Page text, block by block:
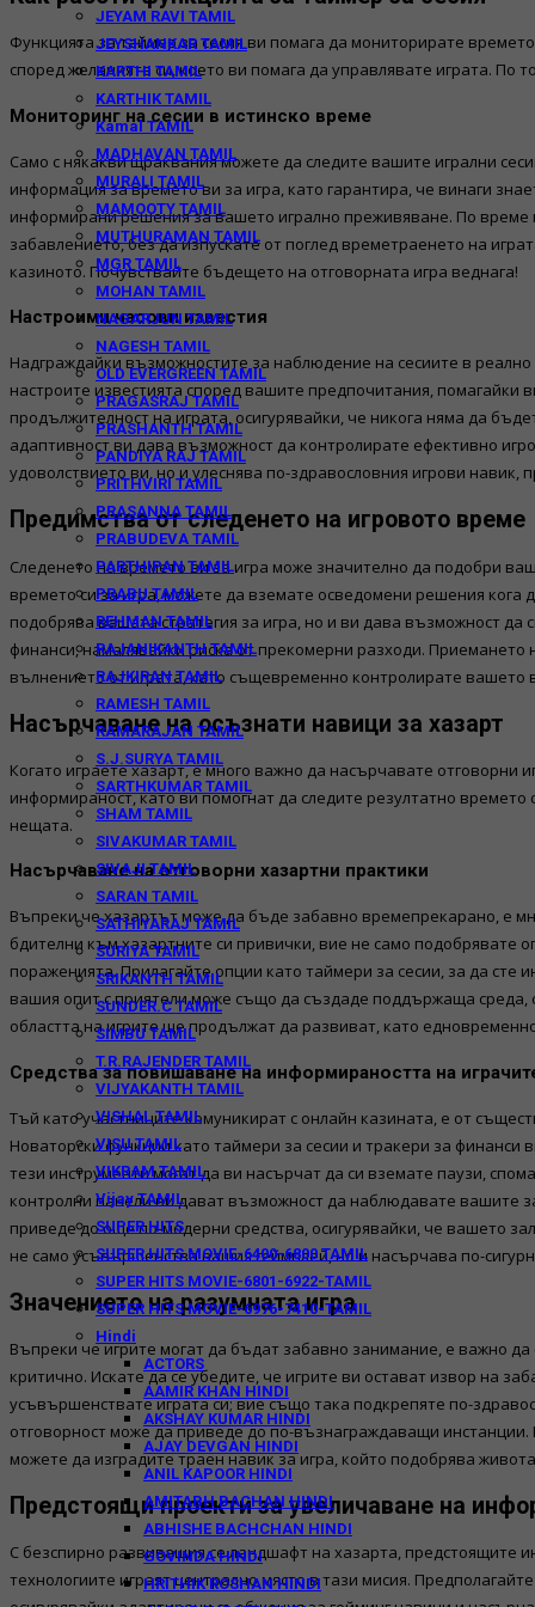
JEYAM RAVI TAMIL
JEYSHANKAR TAMIL
KARTHI TAMIL
KARTHIK TAMIL
Kamal TAMIL
MADHAVAN TAMIL
MURALI TAMIL
MAMOOTY TAMIL
MUTHURAMAN TAMIL
MGR TAMIL
MOHAN TAMIL
NAGARJUN TAMIL
NAGESH TAMIL
OLD EVERGREEN TAMIL
PRAGASRAJ TAMIL
PRASHANTH TAMIL
PANDIYA RAJ TAMIL
PRITHVIRI TAMIL
PRASANNA TAMIL
PRABUDEVA TAMIL
PARTHIPAN TAMIL
PRABU TAMIL
REHMAN TAMIL
RAJANIKANTH TAMIL
RAJKIRAN TAMIL
RAMESH TAMIL
RAMARAJAN TAMIL
S.J.SURYA TAMIL
SARTHKUMAR TAMIL
SHAM TAMIL
SIVAKUMAR TAMIL
SIVAJI TAMIL
SARAN TAMIL
SATHIYARAJ TAMIL
SURIYA TAMIL
SRIKANTH TAMIL
SUNDER.C TAMIL
SIMBU TAMIL
T.R.RAJENDER TAMIL
VIJYAKANTH TAMIL
VISHAL TAMIL
VISU TAMIL
VIKRAM TAMIL
Vijay TAMIL
SUPER HITS
SUPER HITS MOVIE-6400-6800 TAMIL
SUPER HITS MOVIE-6801-6922-TAMIL
SUPER HITS MOVIE-6976-7410-TAMIL
Hindi
ACTORS
AAMIR KHAN HINDI
AKSHAY KUMAR HINDI
AJAY DEVGAN HINDI
ANIL KAPOOR HINDI
AMITABH BACHAN HINDI
ABHISHE BACHCHAN HINDI
GOVINDA HINDI
HRITHIK ROSHAN HINDI
Функцията за таймер за сесия ви помага да мониторирате
според желанията си, което ви помага да управлявате играта.
Мониторинг на сесии в истинско време
Само с някакви щраквания можете да следите вашите игрални
информация за времето ви за игра, като гарантира, че винаги
информирани решения за вашето игрално преживяване. По време
забавлението, без да изпускате от поглед времетраенето на
казиното. Почувствайте бъдещето на отговорната игра веднага!
Настроими часови известия
Надграждайки възможностите за наблюдение на сесиите в
настроите известията според вашите предпочитания,
продължителност на играта, осигурявайки, че никога няма да
адаптивност ви дава възможност да контролирате ефективно
удоволствието ви, но и улеснява по-здравословния игрови навик,
Предимства от следенето на игровото време
Следенето на времето ви за игра може значително да подобри
времето си за игра, можете да вземате осведомени решения кога
подобрява вашата стратегия за игра, но и ви дава възможност
финанси, намалявайки риска от прекомерни разходи.
вълнението от играта, като същевременно контролирате вашето
Насърчаване на осъзнати навици за хазарт
Когато играете хазарт, е много важно да насърчавате
информираност, като ви помогнат да следите резултатно
нещата.
Насърчаване на отговорни хазартни практики
Въпреки че хазартът може да бъде забавно времепрекарано, е
бдителни към хазартните си привички, вие не само подобрявате
пораженията. Прилагайте опции като таймери за сесии, за да
вашия опит с приятели може също да създаде поддържаща среда,
областта на игрите ще продължат да развиват, като
Средства за повишаване на информираността на
Тъй като участниците комуникират с онлайн казината, е от
Новаторски функции като таймери за сесии и тракери за
тези инструменти могат да ви насърчат да си вземате паузи,
контролни панели ви дават възможност да наблюдавате вашите
приведе до още по-модерни средства, осигурявайки, че вашето
не само усъвършенства вашия геймплей, но и насърчава по-
Значението на разумната игра
Въпреки че игрите могат да бъдат забавно занимание, е важно
критично. Искате да се убедите, че игрите ви остават извор на
усъвършенствате играта си; вие също така подкрепяте по-
отговорност може да приведе до по-възнаграждаващи
можете да изградите траен навик за игра, който подобрява
Предстоящи проекти за увеличаване на
С безспирно развиващия се ландшафт на хазарта, предстоящите
технологиите играят централно място в тази мисия.